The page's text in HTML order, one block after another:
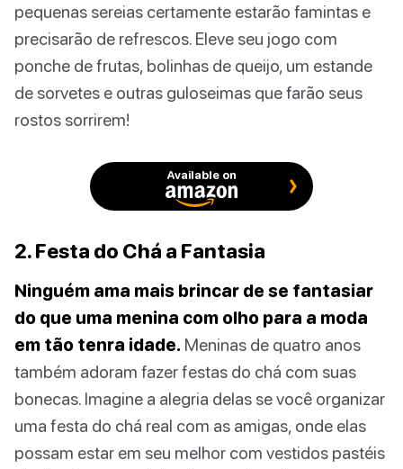
pequenas sereias certamente estarão famintas e
precisarão de refrescos. Eleve seu jogo com
ponche de frutas, bolinhas de queijo, um estande
de sorvetes e outras guloseimas que farão seus
rostos sorrirem!
Available on
2. Festa do Chá a Fantasia
Ninguém ama mais brincar de se fantasiar
do que uma menina com olho para a moda
em tão tenra idade. Meninas de quatro anos
também adoram fazer festas do chá com suas
bonecas. Imagine a alegria delas se você organizar
uma festa do chá real com as amigas, onde elas
possam estar em seu melhor com vestidos pastéis